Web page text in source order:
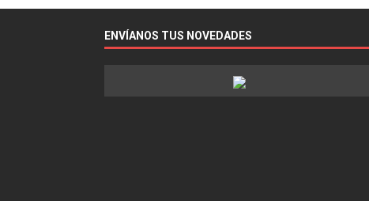
ENVÍANOS TUS NOVEDADES